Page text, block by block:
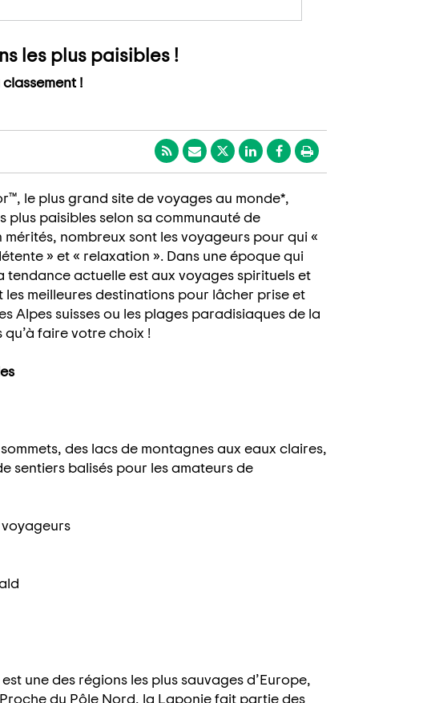
les plus paisibles !
!
le plus grand site de voyages au monde*,
plus paisibles selon sa communauté de
nombreux sont les voyageurs pour qui «
» et « relaxation ». Dans une époque qui
tendance actuelle est aux voyages spirituels et
meilleures destinations pour lâcher prise et
Alpes suisses ou les plages paradisiaques de la
qu’à faire votre choix !
des lacs de montagnes aux eaux claires,
sentiers balisés pour les amateurs de
une des régions les plus sauvages d’Europe,
du Pôle Nord, la Laponie fait partie des